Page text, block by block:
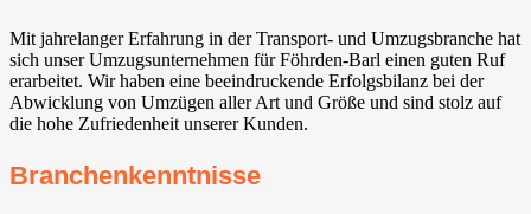
Mit jahrelanger Erfahrung in der Transport- und Umzugsbranche hat
sich unser Umzugsunternehmen für Föhrden-Barl einen guten Ruf
erarbeitet. Wir haben eine beeindruckende Erfolgsbilanz bei der
Abwicklung von Umzügen aller Art und Größe und sind stolz auf
die hohe Zufriedenheit unserer Kunden.
Branchenkenntnisse